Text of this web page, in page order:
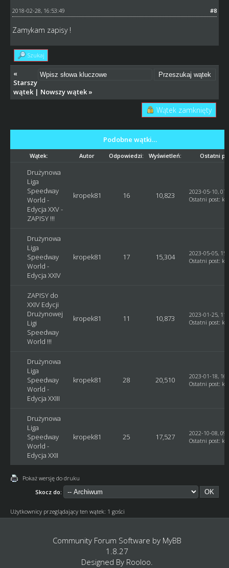
#8
2018-02-28, 16:53:49
Zamykam zapisy !
Szukaj
«
Starszy
wątek| Nowszy wątek»
Wątek zamknięty
Podobne wątki…
Wątek: Autor Odpowiedzi: Wyświetleń: Ostatni
Drużynowa
Liga
Speedway
World -
Edycja XXV -
ZAPISY !!!
kropek81 16 10,823
2023-05-10,
Ostatni post:
Drużynowa
Liga
Speedway
World -
Edycja XXIV
kropek81 17 15,304
2023-05-05,
Ostatni post:
ZAPISY do
XXIV Edycji
Drużynowej
Ligi
Speedway
World !!!
kropek81 11 10,873
2023-01-25,
Ostatni post:
Drużynowa
Liga
Speedway
World -
Edycja XXIII
kropek81 28 20,510
2023-01-18,
Ostatni post:
Drużynowa
Liga
Speedway
World -
Edycja XXII
kropek81 25 17,527
2022-10-08,
Ostatni post:
Pokaż wersję do druku
Skocz do:
Użytkownicy przeglądający ten wątek: 1 gości
Community Forum Software by MyBB
1.8.27
Designed By Rooloo.